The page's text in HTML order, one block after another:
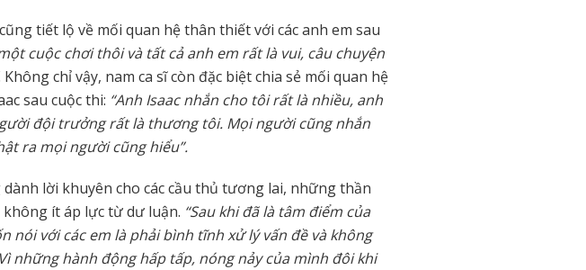
tiết lộ về mối quan hệ thân thiết với các anh em sau
cuộc chơi thôi và tất cả anh em rất là vui, câu chuyện
Không chỉ vậy, nam ca sĩ còn đặc biệt chia sẻ mối quan hệ
sau cuộc thi: “Anh Isaac nhắn cho tôi rất là nhiều, anh
đội trưởng rất là thương tôi. Mọi người cũng nhắn
ra mọi người cũng hiểu”.
dành lời khuyên cho các cầu thủ tương lai, những thần
ít áp lực từ dư luận. “Sau khi đã là tâm điểm của
nói với các em là phải bình tĩnh xử lý vấn đề và không
những hành động hấp tấp, nóng nảy của mình đôi khi